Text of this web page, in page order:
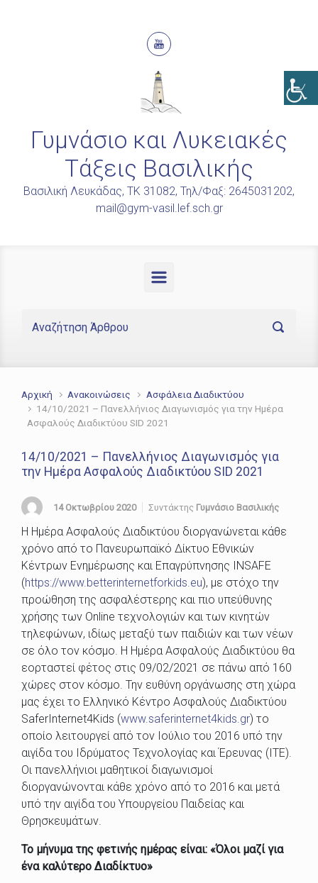
Γυμνάσιο και Λυκειακές
Τάξεις Βασιλικής
Βασιλική Λευκάδας, ΤΚ 31082, Τηλ/Φαξ: 2645031202,
mail@gym-vasil.lef.sch.gr
Αρχική Ανακοινώσεις
Ασφάλεια Διαδικτύου
14/10/2021 – Πανελλήνιος Διαγωνισμός για την Ημέρα
Ασφαλούς Διαδικτύου SID 2021
14/10/2021 – Πανελλήνιος Διαγωνισμός για
την Ημέρα Ασφαλούς Διαδικτύου SID 2021
14 Οκτωβρίου 2020 Συντάκτης Γυμνάσιο Βασιλικής
Η Ημέρα Ασφαλούς Διαδικτύου διοργανώνεται κάθε
χρόνο από το Πανευρωπαϊκό Δίκτυο Εθνικών
Κέντρων Ενημέρωσης και Επαγρύπνησης INSAFE
(https://www.betterinternetforkids.eu), με στόχο την
προώθηση της ασφαλέστερης και πιο υπεύθυνης
χρήσης των Online τεχνολογιών και των κινητών
τηλεφώνων, ιδίως μεταξύ των παιδιών και των νέων
σε όλο τον κόσμο. Η Ημέρα Ασφαλούς Διαδικτύου θα
εορταστεί φέτος στις 09/02/2021 σε πάνω από 160
χώρες στον κόσμο. Την ευθύνη οργάνωσης στη χώρα
μας έχει το Ελληνικό Κέντρο Ασφαλούς Διαδικτύου
SaferInternet4Kids (www.saferinternet4kids.gr) το
οποίο λειτουργεί από τον Ιούλιο του 2016 υπό την
αιγίδα του Ιδρύματος Τεχνολογίας και Έρευνας (ΙΤΕ).
Οι πανελλήνιοι μαθητικοί διαγωνισμοί
διοργανώνονται κάθε χρόνο από το 2016 και μετά
υπό την αιγίδα του Υπουργείου Παιδείας και
Θρησκευμάτων.
Το μήνυμα της φετινής ημέρας είναι: «Όλοι μαζί για
ένα καλύτερο Διαδίκτυο»